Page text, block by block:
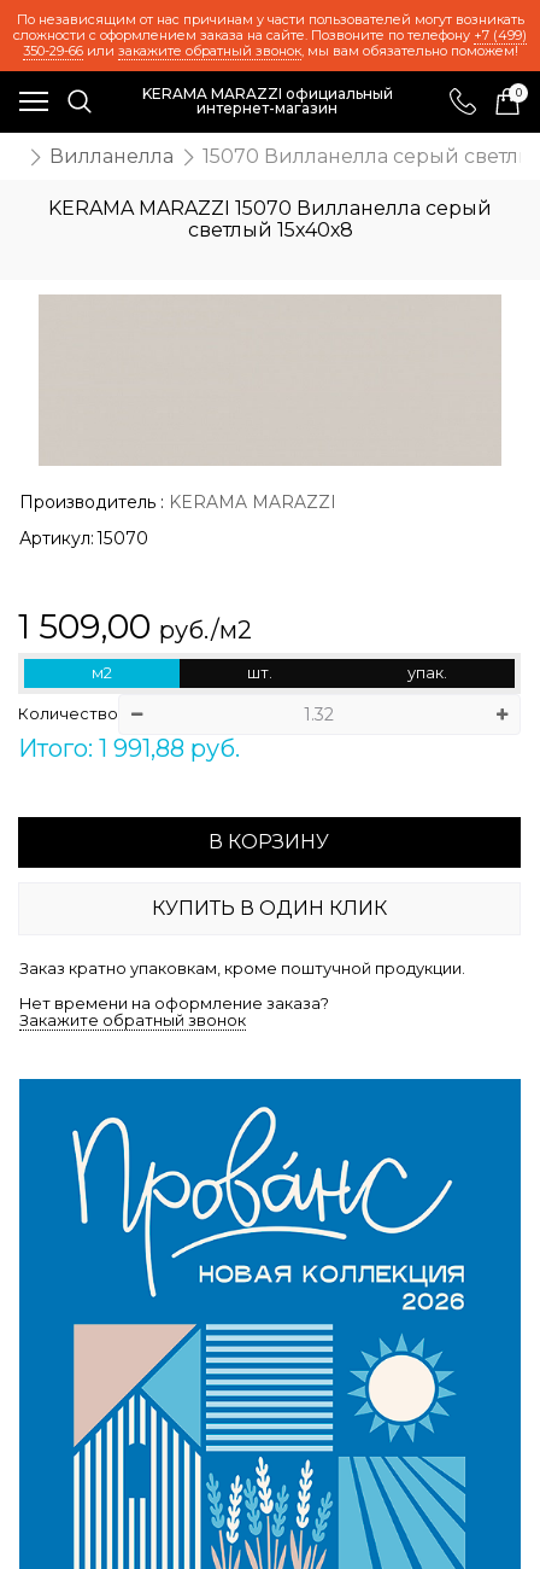
По независящим от нас причинам у части пользователей могут возникать
сложности с оформлением заказа на сайте. Позвоните по телефону +7 (499)
350-29-66или закажите обратный звонок, мы вам обязательно поможем!
KERAMA MARAZZI официальный
интернет-магазин
0
Вилланелла 15070 Вилланелла серый
KERAMA MARAZZI 15070 Вилланелла серый
светлый 15х40х8
Производитель : KERAMA MARAZZI
Артикул: 15070
1 509,00 руб./м2
м2 шт. упак.
Количество
Итого: 1 991,88 руб.
В КОРЗИНУ
КУПИТЬ В ОДИН КЛИК
Заказ кратно упаковкам, кроме поштучной продукции.
Нет времени на оформление заказа?
Закажите обратный звонок